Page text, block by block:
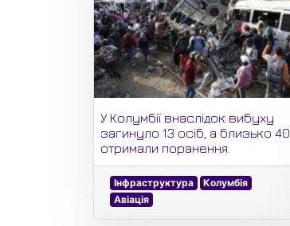
У Колумбії внаслідок вибуху
загинуло 13 осіб, а близько 40
отримали поранення.
Інфраструктура
Колумбія
Авіація